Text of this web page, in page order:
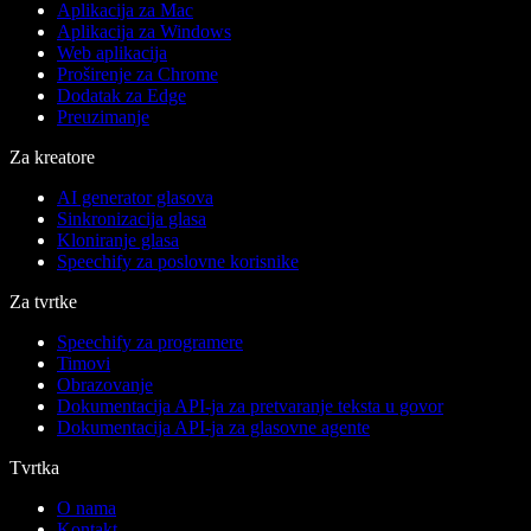
Aplikacija za Mac
Aplikacija za Windows
Web aplikacija
Proširenje za Chrome
Dodatak za Edge
Preuzimanje
Za kreatore
AI generator glasova
Sinkronizacija glasa
Kloniranje glasa
Speechify za poslovne korisnike
Za tvrtke
Speechify za programere
Timovi
Obrazovanje
Dokumentacija API-ja za pretvaranje teksta u govor
Dokumentacija API-ja za glasovne agente
Tvrtka
O nama